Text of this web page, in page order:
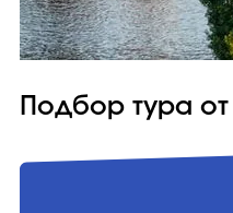
Подбор тура